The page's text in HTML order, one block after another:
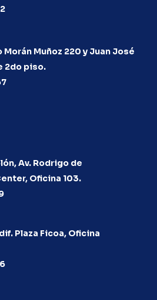
Muñoz 220 y Juan José
2do piso.
Av. Rodrigo de
Oficina 103.
Plaza Ficoa, Oficina